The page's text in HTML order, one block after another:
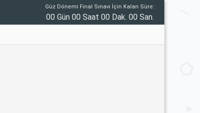
Güz Dönemi Final Sınavı İçin Kalan Süre:
00 Gün 00 Saat 00 Dak. 00 San.